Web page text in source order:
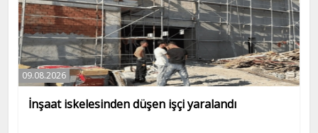
09.08.2026
İnşaat iskelesinden düşen işçi yaralandı